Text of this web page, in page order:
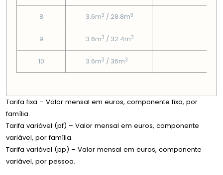
8 3.6m3 / 28.8m3
9 3.6m3 / 32.4m3
10 3.6m3 / 36m3
Tarifa fixa – Valor mensal em euros, componente fixa, por
família.
Tarifa variável (pf) – Valor mensal em euros, componente
variável, por família.
Tarifa variável (pp) – Valor mensal em euros, componente
variável, por pessoa.